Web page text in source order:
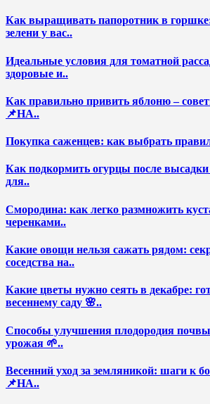
Как выращивать папоротник в
зелени у вас..
Идеальные условия для томатной
здоровые и..
Как правильно привить яблоню –
📌НА..
Покупка саженцев: как выбрать
Как подкормить огурцы после
для..
Смородина: как легко размножить
черенками..
Какие овощи нельзя сажать рядом:
соседства на..
Какие цветы нужно сеять в декабре:
весеннему саду 🌸..
Способы улучшения плодородия
урожая 🌱..
Весенний уход за земляникой: шаги к
📌НА..